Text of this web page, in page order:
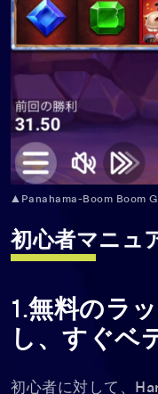
▲Panahama-Boom Boom
初心者マニュ
1.無料のラ
し、すぐベ
初心者に対して、